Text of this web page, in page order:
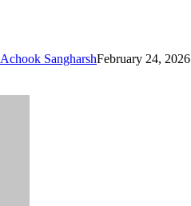
Achook SangharshFebruary 24, 2026